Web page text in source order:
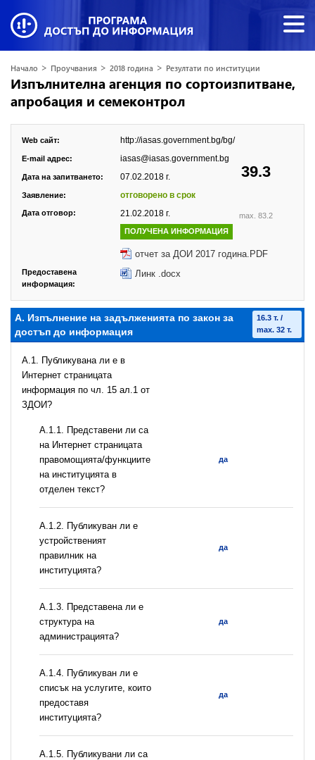
Начало > Проучвания > 2018 година > Резултати по институции
Изпълнителна агенция по сортоизпитване,
апробация и семеконтрол
39.3
max. 83.2
Web сайт: http://iasas.government.bg/bg/
E-mail адрес: iasas@iasas.government.bg
Дата на запитването: 07.02.2018 г.
Заявление: отговорено в срок
Дата отговор: 21.02.2018 г.
ПОЛУЧЕНА ИНФОРМАЦИЯ
отчет за ДОИ 2017 година.PDF
Предоставена
информация:
Линк .docx
А. Изпълнение на задълженията по закон за
достъп до информация
16.3 т. /
max. 32 т.
A.1. Публикувана ли е в
Интернет страницата
информация по чл. 15 ал.1 от
ЗДОИ?
А.1.1. Представени ли са
на Интернет страницата
правомощията/функциите
на институцията в
отделен текст?
да
А.1.2. Публикуван ли е
устройственият
правилник на
институцията?
да
A.1.3. Представена ли е
структура на
администрацията?
да
А.1.4. Публикуван ли е
списък на услугите, които
предоставя
институцията?
да
А.1.5. Публикувани ли са